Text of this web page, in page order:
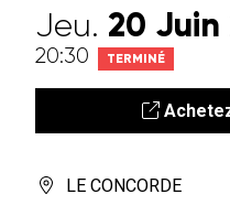
Jeu. 20 Juin
20:30 TERMINÉ
LE CONCORDE